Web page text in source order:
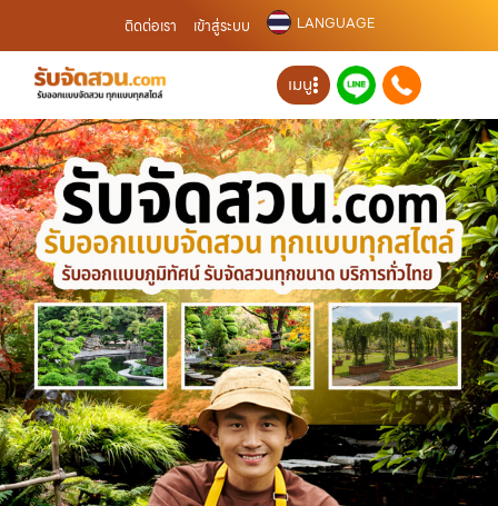
ติดต่อเรา เข้าสู่ระบบ LANGUAGE
เมนู